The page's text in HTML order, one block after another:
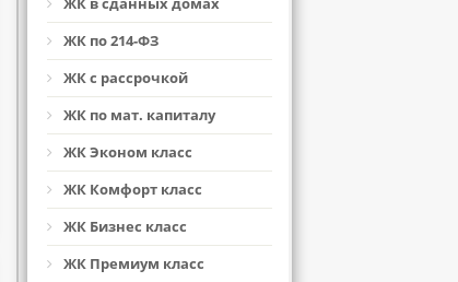
ЖК по 214-ФЗ
ЖК с рассрочкой
ЖК по мат. капиталу
ЖК Эконом класс
ЖК Комфорт класс
ЖК Бизнес класс
ЖК Премиум класс